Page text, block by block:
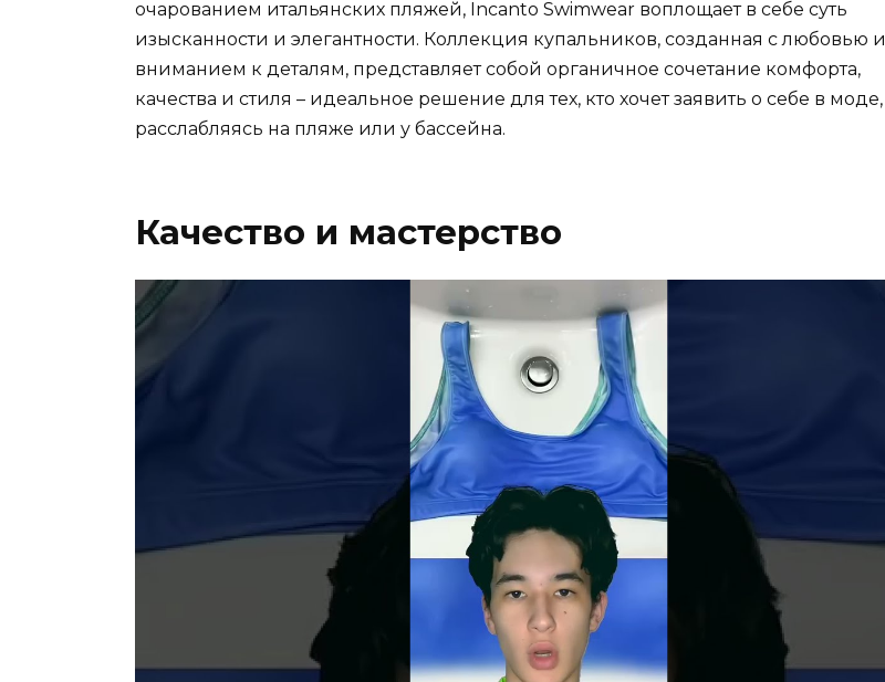
очарованием итальянских пляжей, Incanto Swimwear воплощает в себе суть
изысканности и элегантности. Коллекция купальников, созданная с любовью и
вниманием к деталям, представляет собой органичное сочетание комфорта,
качества и стиля – идеальное решение для тех, кто хочет заявить о себе в моде,
расслабляясь на пляже или у бассейна.
Качество и мастерство